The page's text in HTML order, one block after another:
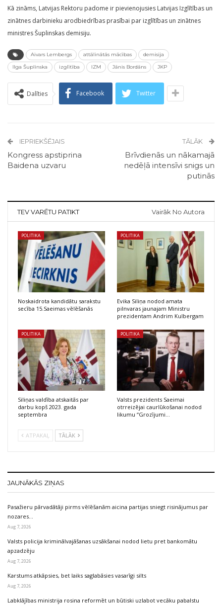
Kā zināms, Latvijas Rektoru padome ir pievienojusies Latvijas Izglītības un
zinātnes darbinieku arodbiedrības prasībai par izglītības un zinātnes
ministres Šuplinskas demisiju.
Aivars Lembergs attālinātās mācības
demisija
Ilga Šuplinska
izglītība IZM Jānis Bordāns JKP
Dalīties Facebook Twitter
IEPRIEKŠĒJAIS
Kongress apstiprina
Baidena uzvaru
TĀLĀK
Brīvdienās un nākamajā
nedēļā intensīvi snigs un
putinās
TEV VARĒTU PATIKT Vairāk No Autora
POLITIKA
Noskaidrota kandidātu sarakstu
secība 15.Saeimas vēlēšanās
POLITIKA
Evika Siliņa nodod amata
pilnvaras jaunajam Ministru
prezidentam Andrim Kulbergam
POLITIKA
Siliņas valdība atskaitās par
darbu kopš 2023. gada
septembra
POLITIKA
Valsts prezidents Saeimai
otrreizējai caurlūkošanai nodod
likumu “Grozījumi…
ATPAKAĻ TĀLĀK
JAUNĀKĀS ZIŅAS
Pasažieru pārvadātāji pirms vēlēšanām aicina partijas sniegt risinājumus par
nozares…
Aug 7, 2026
Valsts policija kriminālvajāšanas uzsākšanai nodod lietu pret bankomātu
apzadzēju
Aug 7, 2026
Karstums atkāpsies, bet laiks saglabāsies vasarīgi silts
Aug 7, 2026
Labklājības ministrija rosina reformēt un būtiski uzlabot vecāku pabalstu